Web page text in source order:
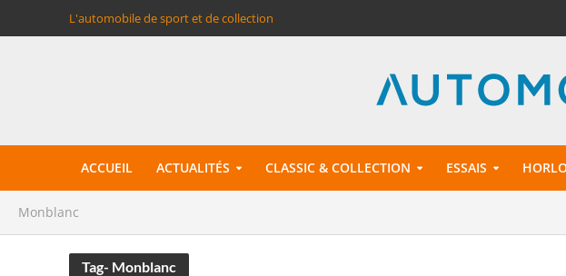
L'automobile de sport et de collection
ACCUEIL ACTUALITÉS CLASSIC & COLLECTION ESSAIS
Monblanc
Tag- Monblanc